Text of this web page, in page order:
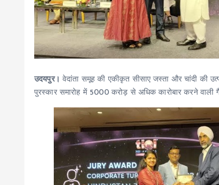
उदयपुर।वेदांता समूह की एकीकृत सीसाए जस्ता और चांदी की
पुरस्कार समारोह में 5000 करोड़ से अधिक कारोबार करने वाली